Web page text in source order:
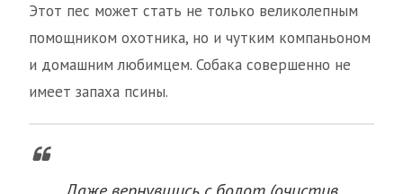
Этот пес может стать не только великолепным
помощником охотника, но и чутким компаньоном
и домашним любимцем. Собака совершенно не
имеет запаха псины.